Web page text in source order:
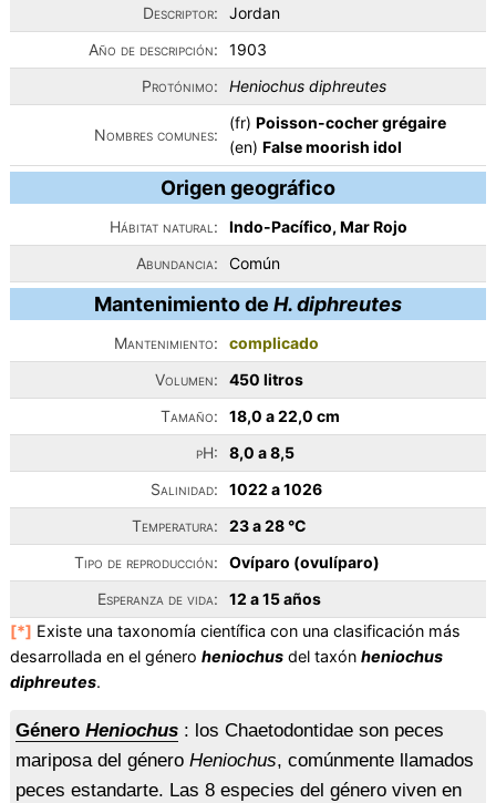
Descriptor:
Jordan
Año de descripción:
1903
Protónimo:
Heniochus diphreutes
Nombres comunes:
(fr) Poisson-cocher grégaire
(en) False moorish idol
Origen geográfico
Hábitat natural:
Indo-Pacífico, Mar Rojo
Abundancia:
Común
Mantenimiento de H. diphreutes
Mantenimiento:
complicado
Volumen:
450 litros
Tamaño:
18,0 a 22,0 cm
pH:
8,0 a 8,5
Salinidad:
1022 a 1026
Temperatura:
23 a 28 °C
Tipo de reproducción:
Ovíparo (ovulíparo)
Esperanza de vida:
12 a 15 años
[*] Existe una taxonomía científica con una clasificación más
desarrollada en el género heniochusdel taxón heniochus
diphreutes.
Género Heniochus: los Chaetodontidae son peces
mariposa del género Heniochus, comúnmente llamados
peces estandarte. Las 8 especies del género viven en